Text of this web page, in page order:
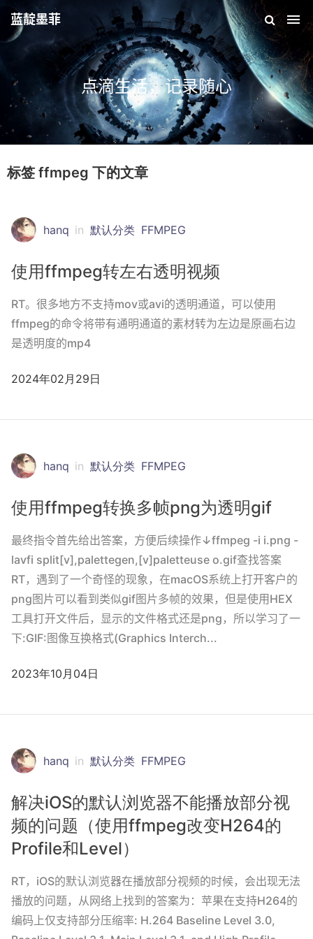
蓝靛墨菲
点滴生活，记录随心
标签 ffmpeg 下的文章
hanq in 默认分类 FFMPEG
使用ffmpeg转左右透明视频
RT。很多地方不支持mov或avi的透明通道，可以使用
ffmpeg的命令将带有通明通道的素材转为左边是原画右边
是透明度的mp4
2024年02月29日
hanq in 默认分类 FFMPEG
使用ffmpeg转换多帧png为透明gif
最终指令首先给出答案，方便后续操作↓ffmpeg -i i.png -
lavfi split[v],palettegen,[v]paletteuse o.gif查找答案
RT，遇到了一个奇怪的现象，在macOS系统上打开客户的
png图片可以看到类似gif图片多帧的效果，但是使用HEX
工具打开文件后，显示的文件格式还是png，所以学习了一
下:GIF:图像互换格式(Graphics Interch...
2023年10月04日
hanq in 默认分类 FFMPEG
解决iOS的默认浏览器不能播放部分视
频的问题（使用ffmpeg改变H264的
Profile和Level）
RT，iOS的默认浏览器在播放部分视频的时候，会出现无法
播放的问题，从网络上找到的答案为：苹果在支持H264的
编码上仅支持部分压缩率: H.264 Baseline Level 3.0,